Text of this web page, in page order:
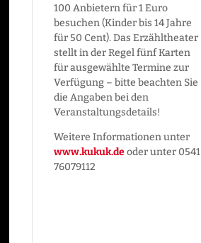
100 Anbietern für 1 Euro
besuchen (Kinder bis 14 Jahre
für 50 Cent). Das Erzähltheater
stellt in der Regel fünf Karten
für ausgewählte Termine zur
Verfügung – bitte beachten Sie
die Angaben bei den
Veranstaltungs­details!
Weitere Informationen unter
www.kukuk.deoder unter 0541
76079112